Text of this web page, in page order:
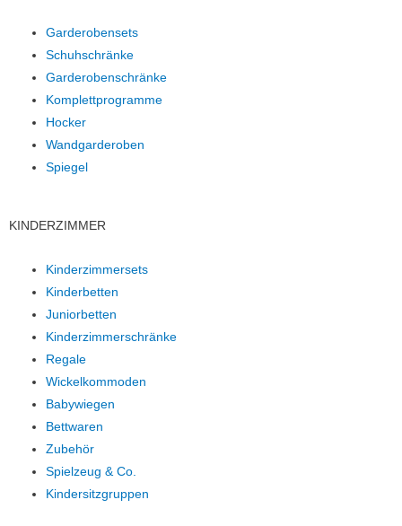
Garderobensets
Schuhschränke
Garderobenschränke
Komplettprogramme
Hocker
Wandgarderoben
Spiegel
KINDERZIMMER
Kinderzimmersets
Kinderbetten
Juniorbetten
Kinderzimmerschränke
Regale
Wickelkommoden
Babywiegen
Bettwaren
Zubehör
Spielzeug & Co.
Kindersitzgruppen